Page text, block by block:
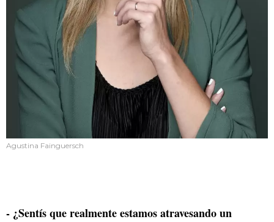
Agustina Fainguersch
- ¿Sentís que realmente estamos atravesando un